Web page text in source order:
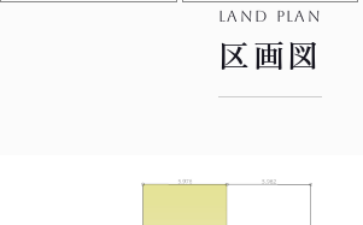
区画図
land plan